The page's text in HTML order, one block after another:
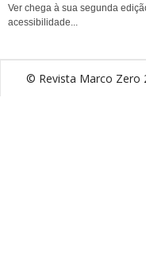
Ver chega à sua segunda
acessibilidade...
© Revista Marco Zero